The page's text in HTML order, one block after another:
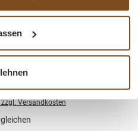
im Landhaus Stil –
Varianten
Preis:
€ (16% gespart)
Versandkosten